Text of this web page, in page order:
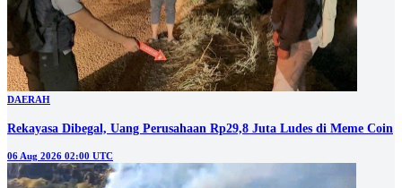
DAERAH
Rekayasa Dibegal, Uang Perusahaan Rp29,8 Juta Ludes di Meme Coin
06 Aug 2026 02:00 UTC